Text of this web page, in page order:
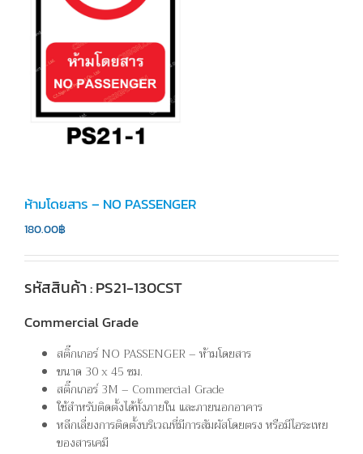
ห้ามโดยสาร – NO PASSENGER
180.00฿
รหัสสินค้า : PS21-130CST
Commercial Grade
สติ๊กเกอร์ NO PASSENGER – ห้ามโดยสาร
ขนาด 30 x 45 ซม.
สติ๊กเกอร์ 3M – Commercial Grade
ใช้สำหรับติดตั้งได้ทั้งภายใน และภายนอกอาคาร
หลีกเลี่ยงการติดตั้งบริเวณที่มีการสัมผัสโดยตรง หรือมีไอระเหย
ของสารเคมี